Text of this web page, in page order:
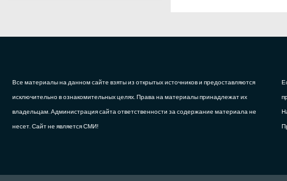
Все материалы на данном сайте взяты из открытых источников и предоставляются
исключительно в ознакомительных целях. Права на материалы принадлежат их
владельцам. Администрация сайта ответственности за содержание материала не
несет. Сайт не является СМИ!